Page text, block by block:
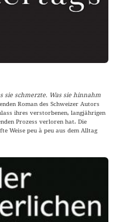
sie schmerzte. Was sie hinnahm
Roman des Schweizer Autors
ihres verstorbenen, langjährigen
Prozess verloren hat. Die
Weise peu à peu aus dem Alltag